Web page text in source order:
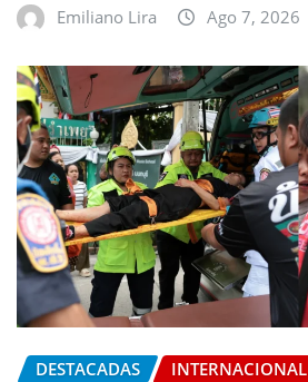
Emiliano Lira Ago 7, 2026
DESTACADAS INTERNACIONAL